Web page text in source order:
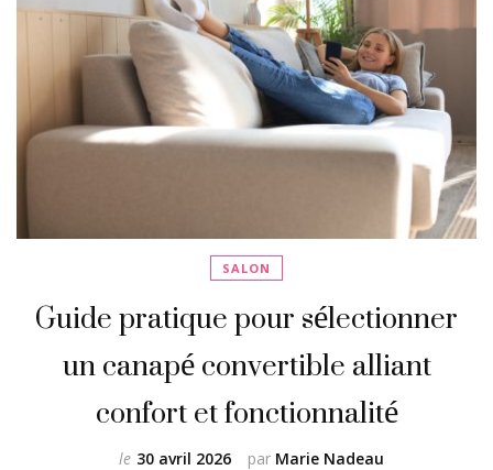
SALON
Guide pratique pour sélectionner
un canapé convertible alliant
confort et fonctionnalité
par Marie Nadeau
le 30 avril 2026